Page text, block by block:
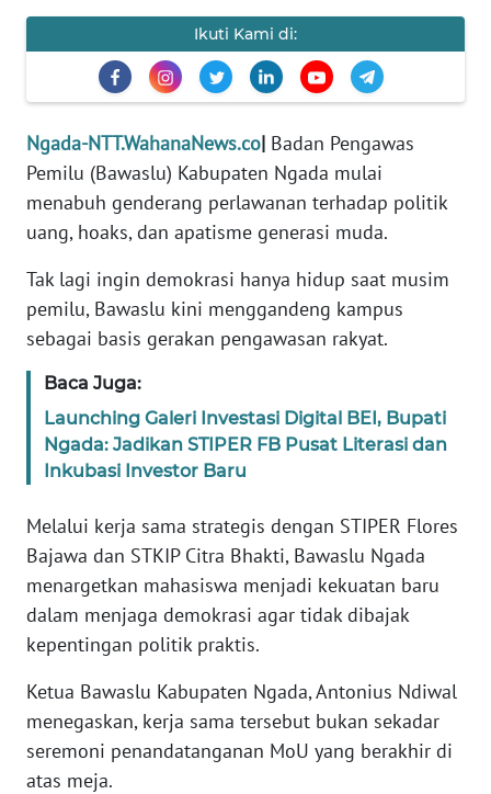
Ikuti Kami di:
Ngada-NTT.WahanaNews.co| Badan Pengawas
Pemilu (Bawaslu) Kabupaten Ngada mulai
menabuh genderang perlawanan terhadap politik
uang, hoaks, dan apatisme generasi muda.
Tak lagi ingin demokrasi hanya hidup saat musim
pemilu, Bawaslu kini menggandeng kampus
sebagai basis gerakan pengawasan rakyat.
Baca Juga:
Launching Galeri Investasi Digital BEI, Bupati
Ngada: Jadikan STIPER FB Pusat Literasi dan
Inkubasi Investor Baru
Melalui kerja sama strategis dengan STIPER Flores
Bajawa dan STKIP Citra Bhakti, Bawaslu Ngada
menargetkan mahasiswa menjadi kekuatan baru
dalam menjaga demokrasi agar tidak dibajak
kepentingan politik praktis.
Ketua Bawaslu Kabupaten Ngada, Antonius Ndiwal
menegaskan, kerja sama tersebut bukan sekadar
seremoni penandatanganan MoU yang berakhir di
atas meja.
MEDIA
SIBER
REDAKSI
KARIR
DISCLAIMER
Wahana
Regional
SUMUT
WN
JAKARTA
JABAR
WN
BANTEN